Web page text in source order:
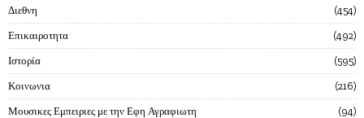
Διεθνη 454
Επικαιροτητα 492
Ιστορία 595
Κοινωνια 216
Μουσικες Εμπειριες με την Εφη Αγραφιωτη 94